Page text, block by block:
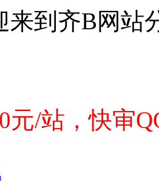
来到齐B网站
元/站，快审